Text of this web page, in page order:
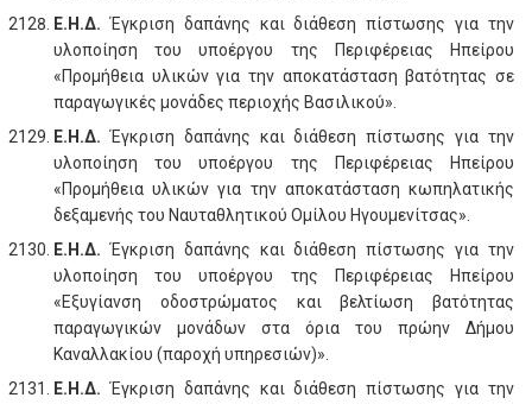
Ε.Η.Δ.Έγκριση δαπάνης και διάθεση πίστωσης για την
υλοποίηση του υποέργου της Περιφέρειας Ηπείρου
«Προμήθεια υλικών για την αποκατάσταση βατότητας σε
παραγωγικές μονάδες περιοχής Βασιλικού».
Ε.Η.Δ.Έγκριση δαπάνης και διάθεση πίστωσης για την
υλοποίηση του υποέργου της Περιφέρειας Ηπείρου
«Προμήθεια υλικών για την αποκατάσταση κωπηλατικής
δεξαμενής του Ναυταθλητικού Ομίλου Ηγουμενίτσας».
Ε.Η.Δ.Έγκριση δαπάνης και διάθεση πίστωσης για την
υλοποίηση του υποέργου της Περιφέρειας Ηπείρου
«Εξυγίανση οδοστρώματος και βελτίωση βατότητας
παραγωγικών μονάδων στα όρια του πρώην Δήμου
Καναλλακίου (παροχή υπηρεσιών)».
Ε.Η.Δ.Έγκριση δαπάνης και διάθεση πίστωσης για την